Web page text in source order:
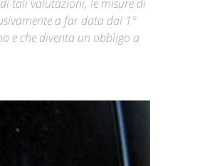
tali valutazioni, le misure di
a far data dal 1°
e che diventa un obbligo a